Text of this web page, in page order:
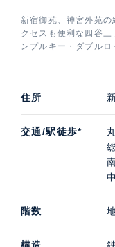
新宿御苑、神宮外苑
クセスも便利な四谷
ンプルキー・ダブルロ
住所
交通/駅徒歩*
階数